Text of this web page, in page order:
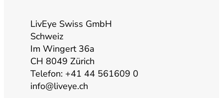
LivEye Swiss GmbH
Schweiz
Im Wingert 36a
CH 8049 Zürich
Telefon: +41 44 561609 0
info@liveye.ch